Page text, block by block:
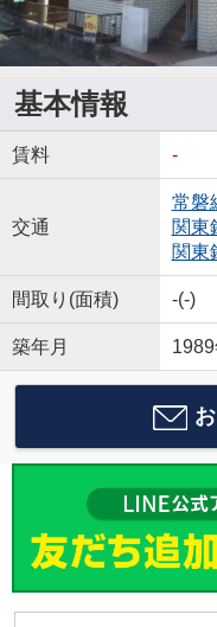
基本情報
賃料 -
交通
常磐
関東
関東
間取り(面積) -(-)
築年月